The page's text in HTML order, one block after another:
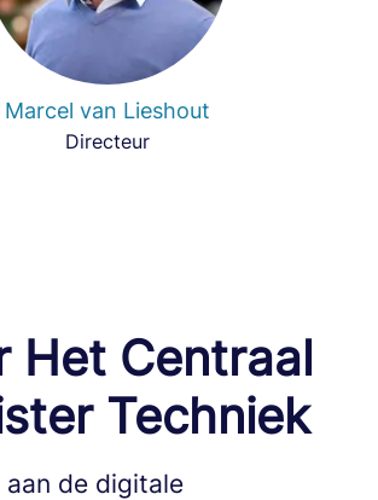
Marcel van Lieshout
Directeur
Het Centraal
Techniek
de digitale